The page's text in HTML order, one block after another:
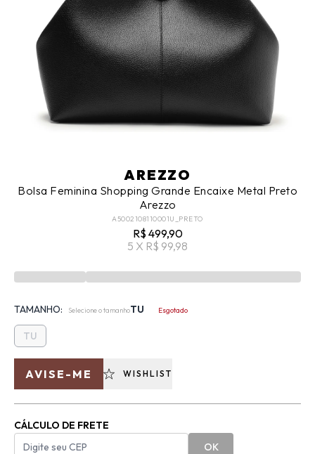
AREZZO
Bolsa Feminina Shopping Grande Encaixe Metal Preto
Arezzo
A5002108110001U_PRETO
R$ 499,90
5 X R$ 99,98
TAMANHO: Selecione o tamanhoTU Esgotado
TU
AVISE-ME WISHLIST
CÁLCULO DE FRETE
OK